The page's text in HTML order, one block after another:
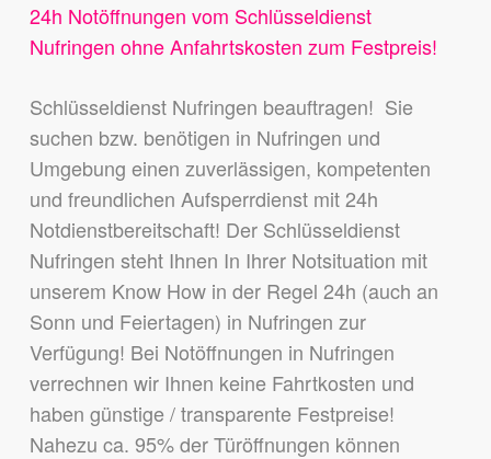
24h Notöffnungen vom Schlüsseldienst
Nufringen ohne Anfahrtskosten zum Festpreis!
Schlüsseldienst Nufringen beauftragen! Sie
suchen bzw. benötigen in Nufringen und
Umgebung einen zuverlässigen, kompetenten
und freundlichen Aufsperrdienst mit 24h
Notdienstbereitschaft! Der Schlüsseldienst
Nufringen steht Ihnen In Ihrer Notsituation mit
unserem Know How in der Regel 24h (auch an
Sonn und Feiertagen) in Nufringen zur
Verfügung! Bei Notöffnungen in Nufringen
verrechnen wir Ihnen keine Fahrtkosten und
haben günstige / transparente Festpreise!
Nahezu ca. 95% der Türöffnungen können